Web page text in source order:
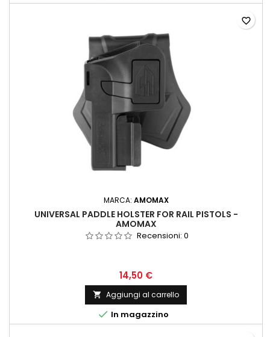
MARCA: AMOMAX
UNIVERSAL PADDLE HOLSTER FOR RAIL PISTOLS -
AMOMAX
Recensioni: 0
14,50 €
 Aggiungi al carrello
 In magazzino
favorite_border